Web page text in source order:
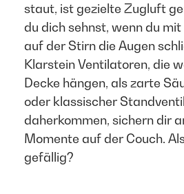
staut, ist gezielte Zugluft
du dich sehnst, wenn du
auf der Stirn die Augen
Klarstein Ventilatoren, die
Decke hängen, als zarte
oder klassischer
daherkommen, sichern dir
Momente auf der Couch.
gefällig?